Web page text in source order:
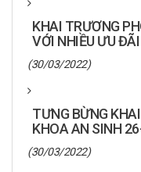
KHAI TRƯƠNG
VỚI NHIỀU ƯU
(30/03/2022)
TƯNG BỪNG
KHOA AN SINH
(30/03/2022)